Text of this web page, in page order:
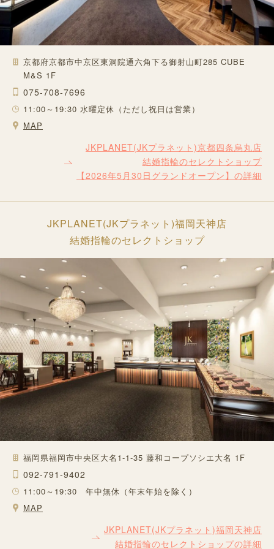
京都府京都市中京区東洞院通六角下る御射山町285 CUBE
M&S 1F
075-708-7696
11:00～19:30 水曜定休（ただし祝日は営業）
MAP
JKPLANET(JKプラネット)京都四条烏丸店
結婚指輪のセレクトショップ
【2026年5月30日グランドオープン】の詳細
JKPLANET(JKプラネット)福岡天神店
結婚指輪のセレクトショップ
福岡県福岡市中央区大名1-1-35 藤和コープソシエ大名 1F
092-791-9402
11:00～19:30 年中無休（年末年始を除く）
MAP
JKPLANET(JKプラネット)福岡天神店
結婚指輪のセレクトショップの詳細